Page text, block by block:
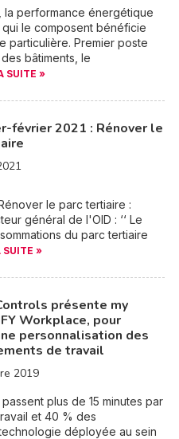
la performance énergétique
le composent bénéficie
particulière. Premier poste
bâtiments, le
SUITE »
février 2021 : Rénover le
le parc tertiaire :
général de l'OID : ‘‘ Le
du parc tertiaire
SUITE »
présente my
Workplace, pour
personnalisation des
de travail
2019
plus de 15 minutes par
et 40 % des
déployée au sein